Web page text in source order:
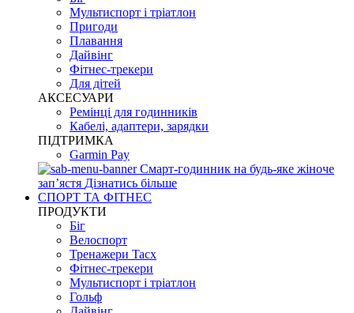
Мультиспорт і тріатлон
Пригоди
Плавання
Дайвінг
Фітнес-трекери
Для дітей
АКСЕСУАРИ
Ремінці для годинників
Кабелі, адаптери, зарядки
ПІДТРИМКА
Garmin Pay
Смарт-годинник на будь-яке жіноче
запʼястя Дізнатись більше
СПОРТ ТА ФІТНЕС
ПРОДУКТИ
Біг
Велоспорт
Тренажери Tacx
Фітнес-трекери
Мультиспорт і тріатлон
Гольф